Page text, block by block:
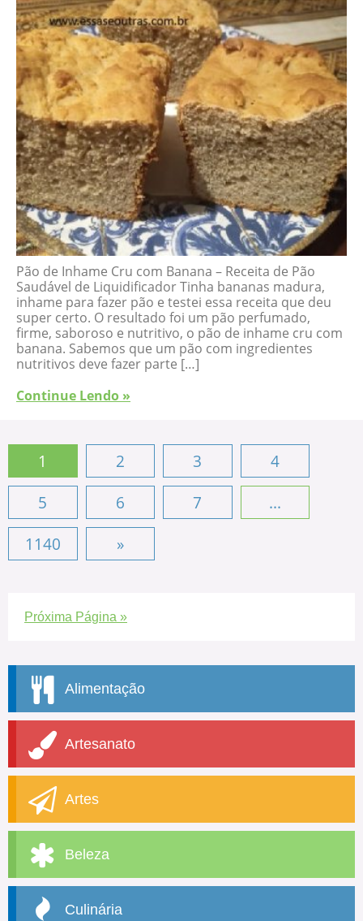
Pão de Inhame Cru com Banana – Receita de Pão
Saudável de Liquidificador Tinha bananas madura,
inhame para fazer pão e testei essa receita que deu
super certo. O resultado foi um pão perfumado,
firme, saboroso e nutritivo, o pão de inhame cru com
banana. Sabemos que um pão com ingredientes
nutritivos deve fazer parte […]
Continue Lendo »
1 2 3
4
5
6 7
...
1140
»
Próxima Página »
Alimentação
Artesanato
Artes
Beleza
Culinária